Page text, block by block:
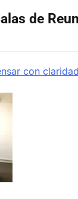
de
con claridad